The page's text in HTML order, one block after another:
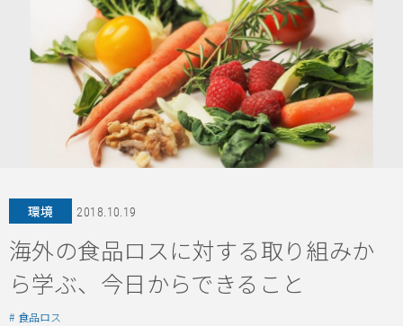
環境 2018.10.19
海外の食品ロスに対する取り組みか
ら学ぶ、今日からできること
食品ロス